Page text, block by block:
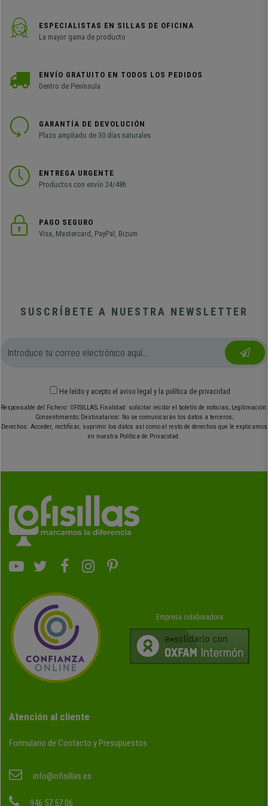
ESPECIALISTAS EN SILLAS DE OFICINA
La mayor gama de producto
ENVÍO GRATUITO EN TODOS LOS PEDIDOS
Dentro de Península
GARANTÍA DE DEVOLUCIÓN
Plazo ampliado de 30 días naturales
ENTREGA URGENTE
Productos con envío 24/48h
PAGO SEGURO
Visa, Mastercard, PayPal, Bizum
SUSCRÍBETE A NUESTRA NEWSLETTER
He leído y acepto el aviso legal y la política de privacidad
Responsable del Fichero: OFISILLAS; Finalidad: solicitar recibir el boletín de noticias; Legitimación:
Consentimiento; Destinatarios: No se comunicarán los datos a terceros;
Derechos: Acceder, rectificar, suprimir los datos así como el resto de derechos que le explicamos
en nuestra Política de Privacidad.
Empresa colaboradora
Atención al cliente
Formulario de Contacto y Presupuestos
info@ofisillas.es
946 57 57 06